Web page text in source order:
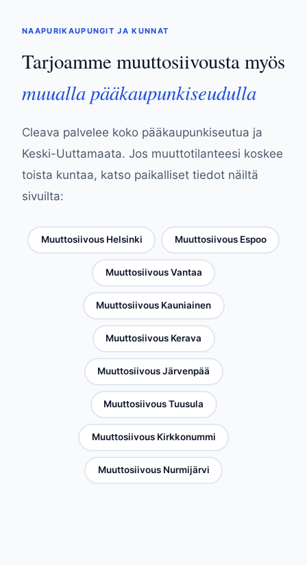
NAAPURIKAUPUNGIT JA KUNNAT
Tarjoamme muuttosiivousta myös
muualla pääkaupunkiseudulla
Cleava palvelee koko pääkaupunkiseutua ja
Keski-Uuttamaata. Jos muuttotilanteesi koskee
toista kuntaa, katso paikalliset tiedot näiltä
sivuilta:
Muuttosiivous Helsinki Muuttosiivous Espoo
Muuttosiivous Vantaa
Muuttosiivous Kauniainen
Muuttosiivous Kerava
Muuttosiivous Järvenpää
Muuttosiivous Tuusula
Muuttosiivous Kirkkonummi
Muuttosiivous Nurmijärvi